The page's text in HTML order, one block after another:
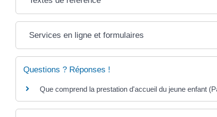
Services en ligne et formulaires
Questions ? Réponses !
Que comprend la prestation d'accueil du jeune enfant